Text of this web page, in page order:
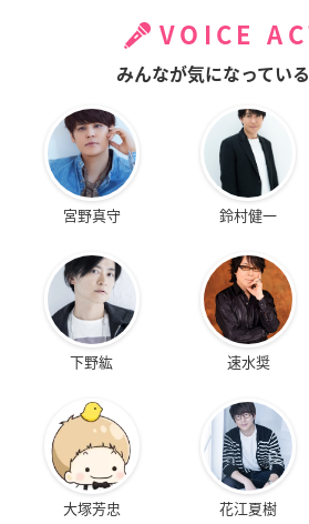
VOICE
みんなが気になってい
宮野真守 鈴村健一
下野紘 速水奨
大塚芳忠 花江夏樹